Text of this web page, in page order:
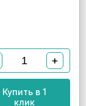
+
Купить в 1
клик